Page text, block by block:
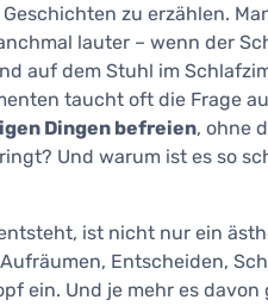
zu erzählen.
lauter – wenn der
auf dem Stuhl im
taucht oft die Frage
Dingen befreien, ohne
Und warum ist es so
ist nicht nur ein
Entscheiden,
ein. Und je mehr es